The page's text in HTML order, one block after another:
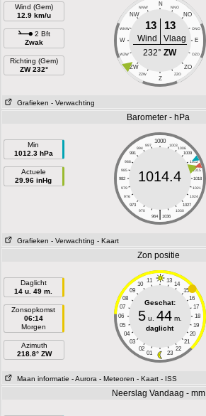
Wind (Gem)
12.9 km/u
2 Bft
Zwak
Richting (Gem)
ZW 232°
N
NNW NNO
NW NO
WNW ONO
W E
WZW OZO
ZW ZO
ZZW ZZO
Z
13 13
Wind
Vlaag
232°ZW
Grafieken - Verwachting
Barometer - hPa
Min
1012.3 hPa
Actuele
29.96 inHg
1000
997 1003
994
1006
991
1009
988
1012
985
1015
982
1018
979
1021
976
1024
973
1027
970
1030
|
964 1036
1014.4
Grafieken - Verwachting - Kaart
Zon positie
Daglicht
14 u. 49 m.
Zonsopkomst
06:14
Morgen
Azimuth
218.8° ZW
11 13
10
14
09
15
08
16
07
17
06
18
05
19
04
20
03
21
02
22
01 23
Geschat:
5u. 44m.
daglicht
Maan informatie - Aurora - Meteoren - Kaart - ISS
Neerslag Vandaag - mm